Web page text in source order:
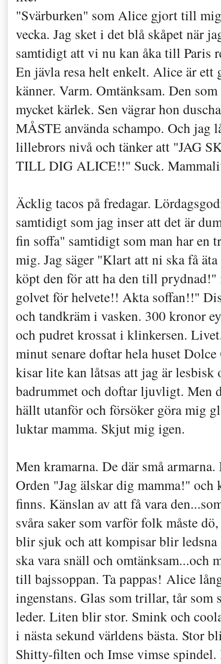
"Svärburken" som Alice gjort till
vecka. Jag sket i det blå skåpet när
samtidigt att vi nu kan åka till Paris
En jävla resa helt enkelt. Alice är ett
känner. Varm. Omtänksam. Den
mycket kärlek. Sen vägrar hon
MÅSTE använda schampo. Och jag
lillebrors nivå och tänker att "JAG
TILL DIG ALICE!!" Suck.
Äcklig tacos på fredagar.
samtidigt som jag inser att det är
fin soffa" samtidigt som man har en
mig. Jag säger "Klart att ni ska få
köpt den för att ha den till
golvet för helvete!! Akta soffan!!"
och tandkräm i vasken. 300 kronor
och pudret krossat i klinkersen.
minut senare doftar hela huset
kisar lite kan låtsas att jag är
badrummet och doftar ljuvligt. Men
hällt utanför och försöker göra mig
luktar mamma. Skjut mig igen.
Men kramarna. De där små
Orden "Jag älskar dig mamma!" och
finns. Känslan av att få vara
svåra saker som varför folk måste
blir sjuk och att kompisar blir
ska vara snäll och omtänksam...och
till bajssoppan. Ta pappas! Alice
ingenstans. Glas som trillar, tår
leder. Liten blir stor. Smink och
i nästa sekund världens bästa. Stor
Shitty-filten och Imse vimse